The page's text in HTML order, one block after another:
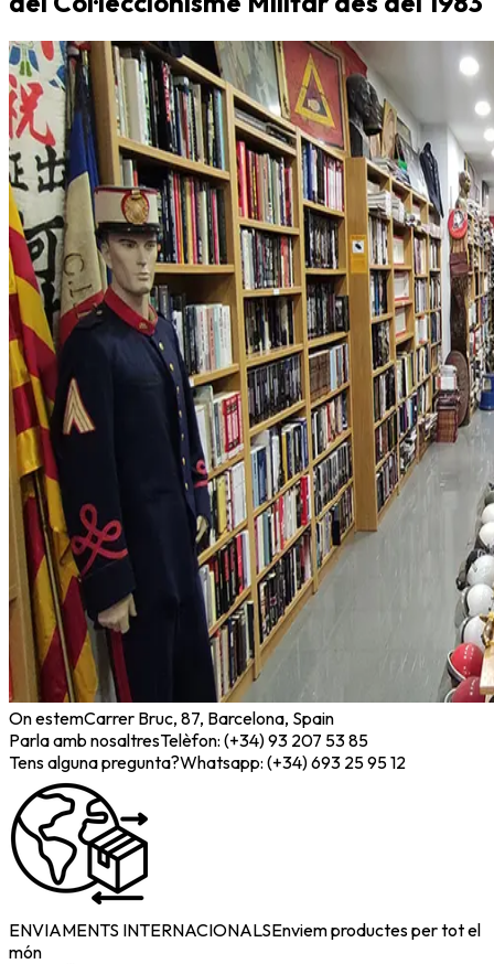
On estemCarrer Bruc, 87, Barcelona, Spain
Parla amb nosaltresTelèfon: (+34) 93 207 53 85
Tens alguna pregunta?Whatsapp: (+34) 693 25 95 12
ENVIAMENTS INTERNACIONALSEnviem productes per tot el
món